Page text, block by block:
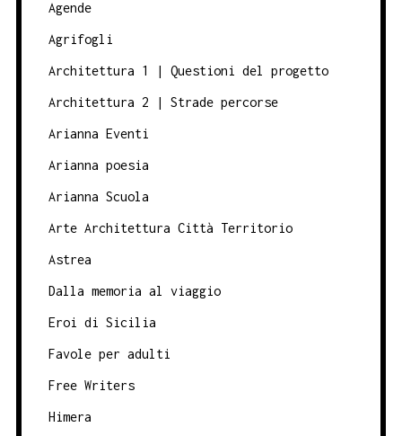
Agende
Agrifogli
Architettura 1 | Questioni del progetto
Architettura 2 | Strade percorse
Arianna Eventi
Arianna poesia
Arianna Scuola
Arte Architettura Città Territorio
Astrea
Dalla memoria al viaggio
Eroi di Sicilia
Favole per adulti
Free Writers
Himera